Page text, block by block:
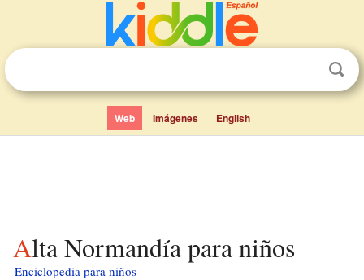
Web Imágenes English
Alta Normandía para niños
Enciclopedia para niños